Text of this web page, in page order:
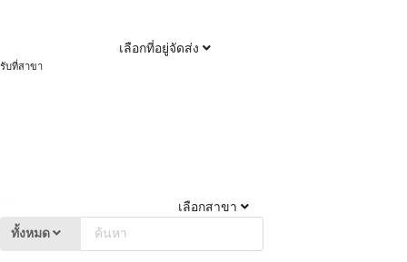
เลือกที่อยู่จัดส่ง
รับที่สาขา
เลือกสาขา
ทั้งหมด